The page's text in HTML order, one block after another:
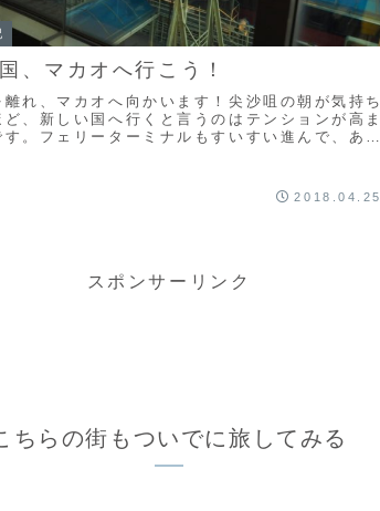
、マカオへ行こう！
離れ、マカオへ向かいます！尖沙咀の朝が気持ち
ど、新しい国へ行くと言うのはテンションが高ま
す。フェリーターミナルもすいすい進んで、あっ
2018.04.25
スポンサーリンク
ちらの街もついでに旅してみる